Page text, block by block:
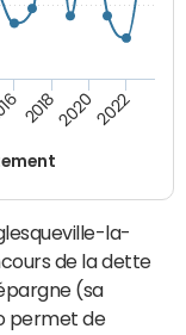
201820202022
la-
de la dette
(sa
permet de